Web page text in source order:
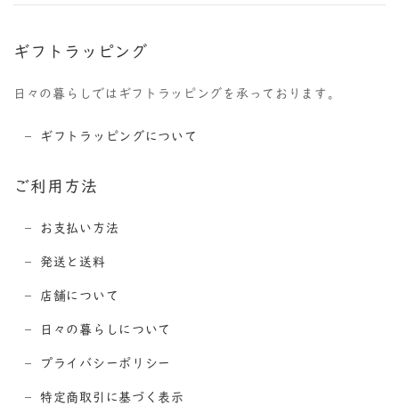
ギフトラッピング
日々の暮らしではギフトラッピングを承っております。
ギフトラッピングについて
ご利用方法
お支払い方法
発送と送料
店舗について
日々の暮らしについて
プライバシーポリシー
特定商取引に基づく表示